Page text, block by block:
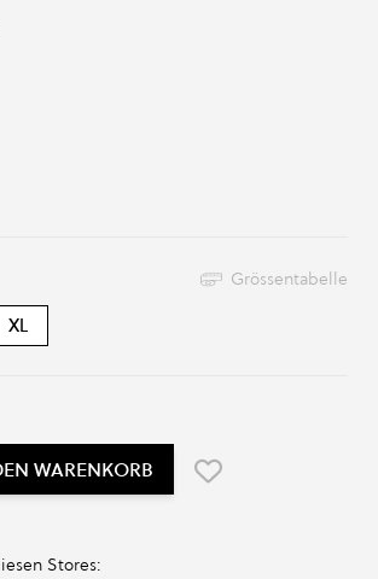
Grössentabelle
XL
WARENKORB
Stores: